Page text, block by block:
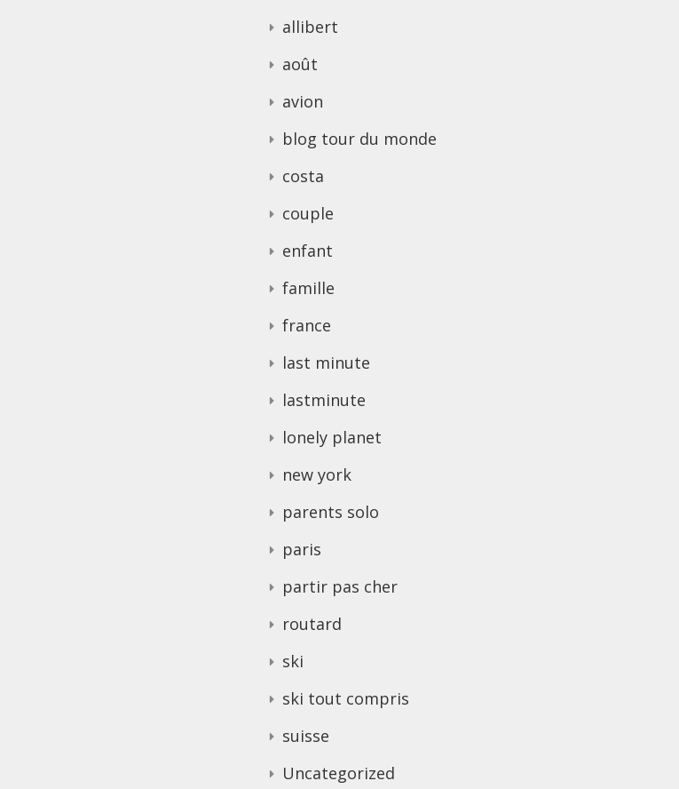
allibert
août
avion
blog tour du monde
costa
couple
enfant
famille
france
last minute
lastminute
lonely planet
new york
parents solo
paris
partir pas cher
routard
ski
ski tout compris
suisse
Uncategorized